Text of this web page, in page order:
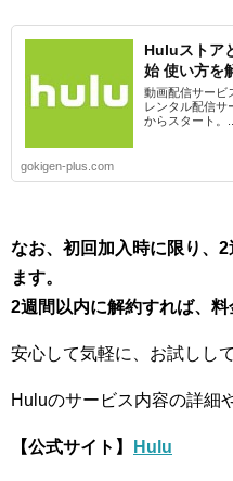
Huluストア
始 使い方を
動画配信サービ
レンタル配信サ
からスタート。...
gokigen-plus.com
なお、初回加入時に限り、
ます。
2週間以内に解約すれば、料
安心して気軽に、お試しし
Huluのサービス内容の詳細
【公式サイト】 Hulu